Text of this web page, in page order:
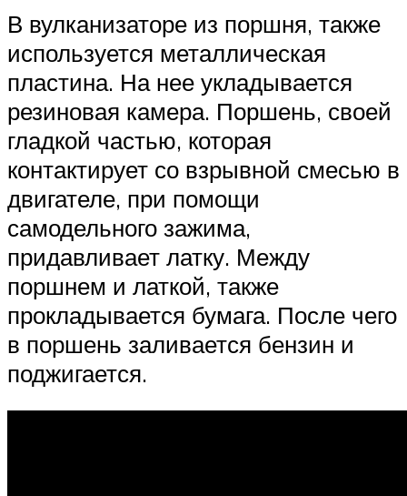
В вулканизаторе из поршня, также
используется металлическая
пластина. На нее укладывается
резиновая камера. Поршень, своей
гладкой частью, которая
контактирует со взрывной смесью в
двигателе, при помощи
самодельного зажима,
придавливает латку. Между
поршнем и латкой, также
прокладывается бумага. После чего
в поршень заливается бензин и
поджигается.